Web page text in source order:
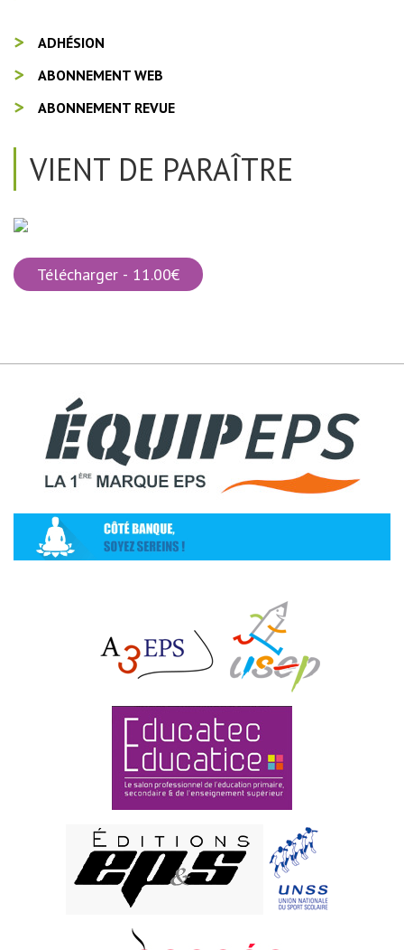
ADHÉSION
ABONNEMENT WEB
ABONNEMENT REVUE
VIENT DE PARAÎTRE
Télécharger - 11.00€